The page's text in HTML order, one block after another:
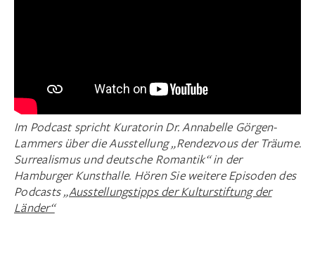
Im Podcast spricht Kuratorin Dr. Annabelle Görgen-
Lammers über die Ausstellung „Rendezvous der Träume.
Surrealismus und deutsche Romantik“ in der
Hamburger Kunsthalle. Hören Sie weitere Episoden des
Podcasts„Ausstellungstipps der Kulturstiftung der
Länder“